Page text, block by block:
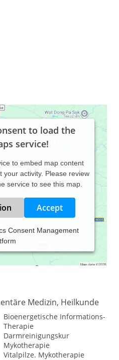
to load the
service!
to embed map content
activity. Please review
service to see this map.
Accept
Consent Management
Medizin, Heilkunde
Bioenergetische Informations-
Therapie
Darmreinigungskur
Mykotherapie
Vitalpilze. Mykotherapie